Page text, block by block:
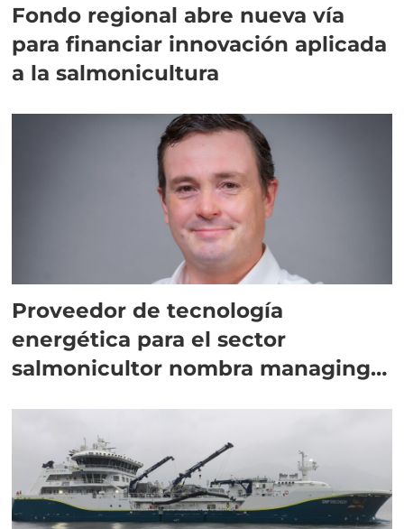
Fondo regional abre nueva vía
para financiar innovación aplicada
a la salmonicultura
Proveedor de tecnología
energética para el sector
salmonicultor nombra managing